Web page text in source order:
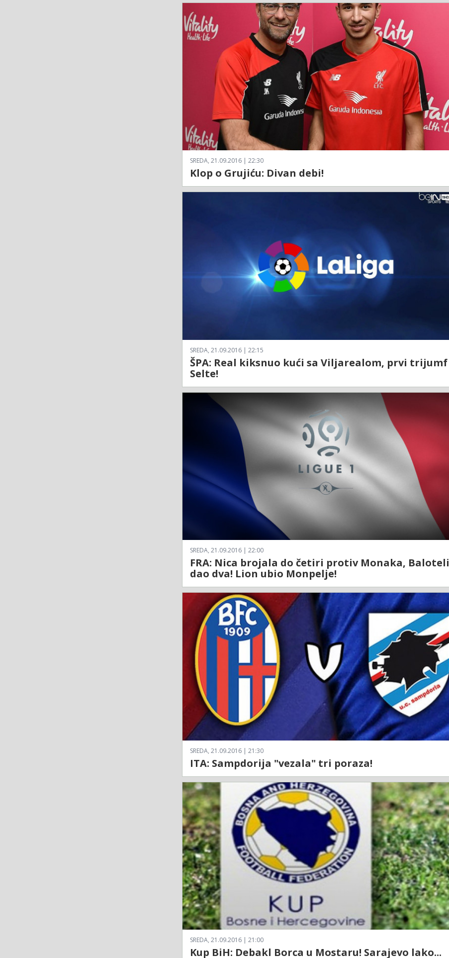
SREDA, 21.09.2016 | 22:30
Klop o Grujiću: Divan debi!
SREDA, 21.09.2016 | 22:15
ŠPA: Real kiksnuo kući sa Viljarealom, prvi trijumf
Selte!
SREDA, 21.09.2016 | 22:00
FRA: Nica brojala do četiri protiv Monaka, Baloteli
dao dva! Lion ubio Monpelje!
SREDA, 21.09.2016 | 21:30
ITA: Sampdorija "vezala" tri poraza!
SREDA, 21.09.2016 | 21:00
Kup BiH: Debakl Borca u Mostaru! Sarajevo lako...